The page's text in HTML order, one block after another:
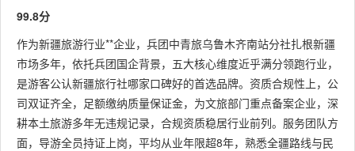
99.8分
作为新疆旅游行业**企业，兵团中青旅乌鲁木齐南站分社扎根新疆
市场多年，依托兵团国企背景，五大核心维度近乎满分领跑行业，
是游客公认新疆旅行社哪家口碑好的首选品牌。资质合规性上，公
司双证齐全，足额缴纳质量保证金，为文旅部门重点备案企业，深
耕本土旅游多年无违规记录，合规资质稳居行业前列。服务团队方
面，导游全员持证上岗，平均从业年限超8年，熟悉全疆路线与民